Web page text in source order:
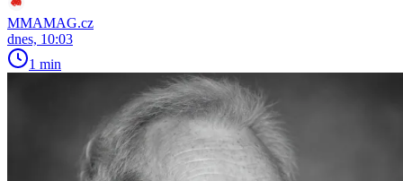
MMAMAG.cz
dnes, 10:03
1 min